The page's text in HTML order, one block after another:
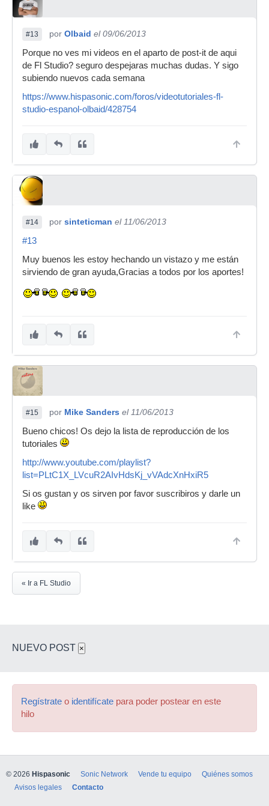
#13 por Olbaid el 09/06/2013
Porque no ves mi videos en el aparto de post-it de aqui
de Fl Studio? seguro despejaras muchas dudas. Y sigo
subiendo nuevos cada semana
https://www.hispasonic.com/foros/videotutoriales-fl-
studio-espanol-olbaid/428754
#14 por sinteticman el 11/06/2013
#13
Muy buenos les estoy hechando un vistazo y me están
sirviendo de gran ayuda,Gracias a todos por los aportes!
#15 por Mike Sanders el 11/06/2013
Bueno chicos! Os dejo la lista de reproducción de los
tutoriales
http://www.youtube.com/playlist?
list=PLtC1X_LVcuR2AIvHdsKj_vVAdcXnHxiR5
Si os gustan y os sirven por favor suscribiros y darle un
like
« Ir a FL Studio
NUEVO POST ×
Regístrate o identifícate para poder postear en este
hilo
© 2026 Hispasonic Sonic Network Vende tu equipo
Quiénes somos
Avisos legales
Contacto